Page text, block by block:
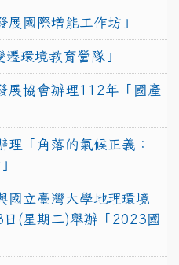
國際增能工作坊」
環境教育營隊」
展協會辦理112年「國產
理「角落的氣候正義：
國立臺灣大學地理環境
(星期二)舉辦「2023國